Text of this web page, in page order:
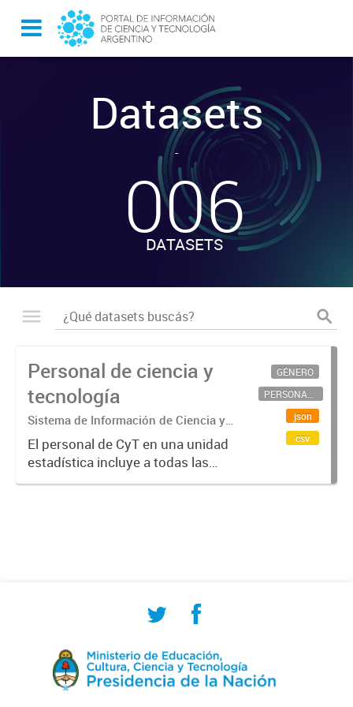
Datasets
-
006
DATASETS
Personal de ciencia y
tecnología
Sistema de Información de Ciencia y
Tecnología Argentino (SICYTAR)
El personal de CyT en una unidad
estadística incluye a todas las
personas involucradas
GÉNERO
PERSONAL CIENTÍFICO-TECNOLÓGICO
json
csv